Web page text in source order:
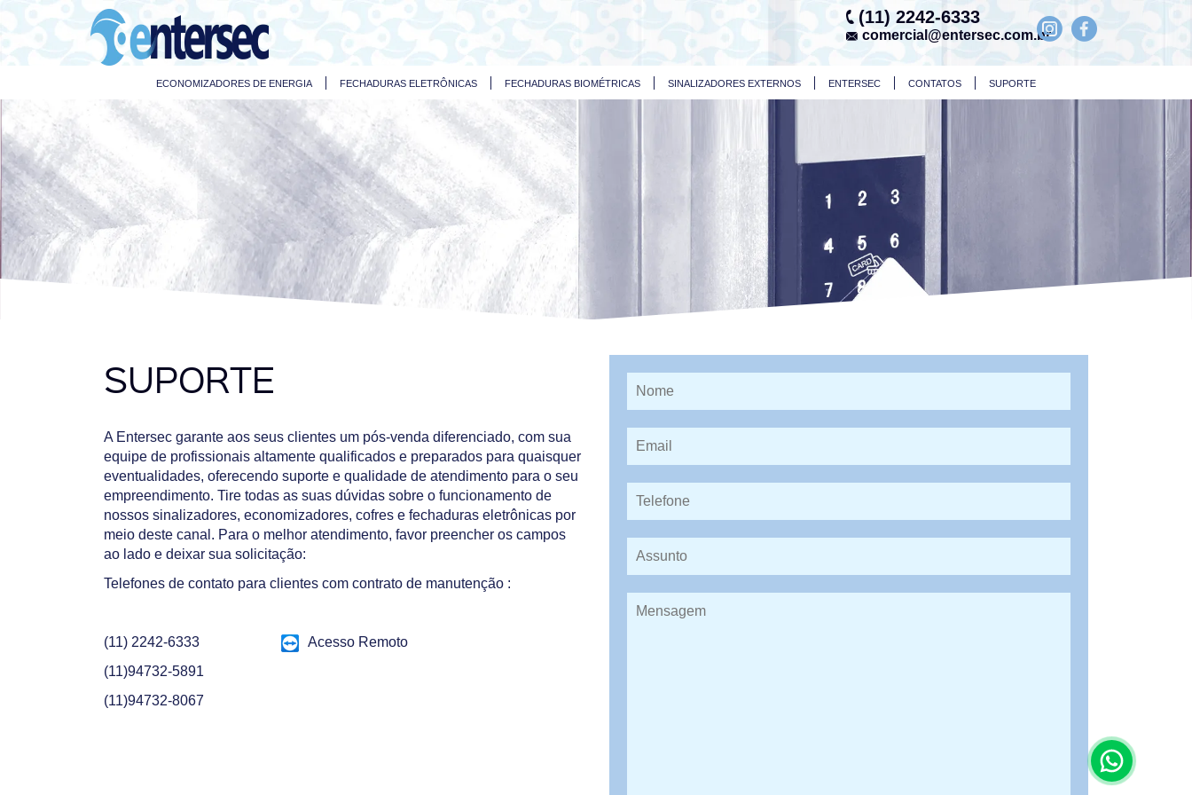
(11) 2242-6333
comercial@entersec.com.br
ECONOMIZADORES DE ENERGIA FECHADURAS ELETRÔNICAS FECHADURAS BIOMÉTRICAS SINALIZADORES EXTERNOS ENTERSEC CONTATOS SUPORTE
SUPORTE
A Entersec garante aos seus clientes um pós-venda diferenciado, com sua
equipe de profissionais altamente qualificados e preparados para quaisquer
eventualidades, oferecendo suporte e qualidade de atendimento para o seu
empreendimento. Tire todas as suas dúvidas sobre o funcionamento de
nossos sinalizadores, economizadores, cofres e fechaduras eletrônicas por
meio deste canal. Para o melhor atendimento, favor preencher os campos
ao lado e deixar sua solicitação:
Telefones de contato para clientes com contrato de manutenção :
(11) 2242-6333
(11)94732-5891
(11)94732-8067
Acesso Remoto